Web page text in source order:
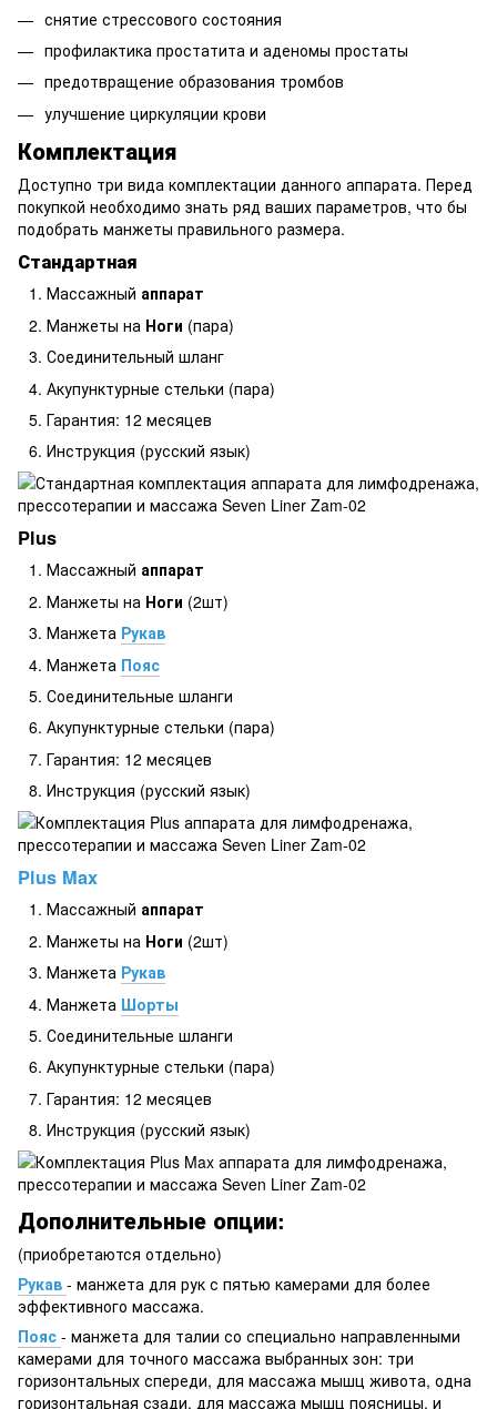
снятие стрессового состояния
профилактика простатита и аденомы простаты
предотвращение образования тромбов
улучшение циркуляции крови
Комплектация
Доступно три вида комплектации данного аппарата. Перед
покупкой необходимо знать ряд ваших параметров, что бы
подобрать манжеты правильного размера.
Стандартная
Массажный аппарат
Манжеты на Ноги (пара)
Соединительный шланг
Акупунктурные стельки (пара)
Гарантия: 12 месяцев
Инструкция (русский язык)
Plus
Массажный аппарат
Манжеты на Ноги (2шт)
Манжета Рукав
Манжета Пояс
Соединительные шланги
Акупунктурные стельки (пара)
Гарантия: 12 месяцев
Инструкция (русский язык)
Plus Max
Массажный аппарат
Манжеты на Ноги (2шт)
Манжета Рукав
Манжета Шорты
Соединительные шланги
Акупунктурные стельки (пара)
Гарантия: 12 месяцев
Инструкция (русский язык)
Дополнительные опции:
(приобретаются отдельно)
Рукав - манжета для рук с пятью камерами для более
эффективного массажа.
Пояс - манжета для талии со специально направленными
камерами для точного массажа выбранных зон: три
горизонтальных спереди, для массажа мышц живота, одна
горизонтальная сзади, для массажа мышц поясницы, и